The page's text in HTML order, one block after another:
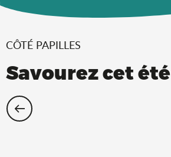
CÔTÉ PAPILLES
Savourez cet été
terrasse à l’ombre !